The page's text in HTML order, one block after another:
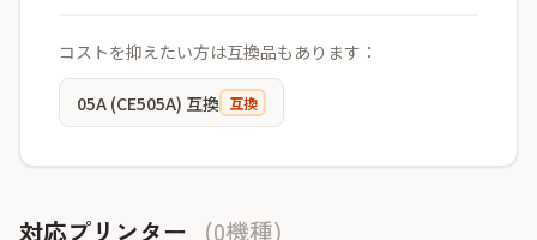
コストを抑えたい方は互換品もあります：
05A (CE505A) 互換 互換
対応プリンター (0機種)